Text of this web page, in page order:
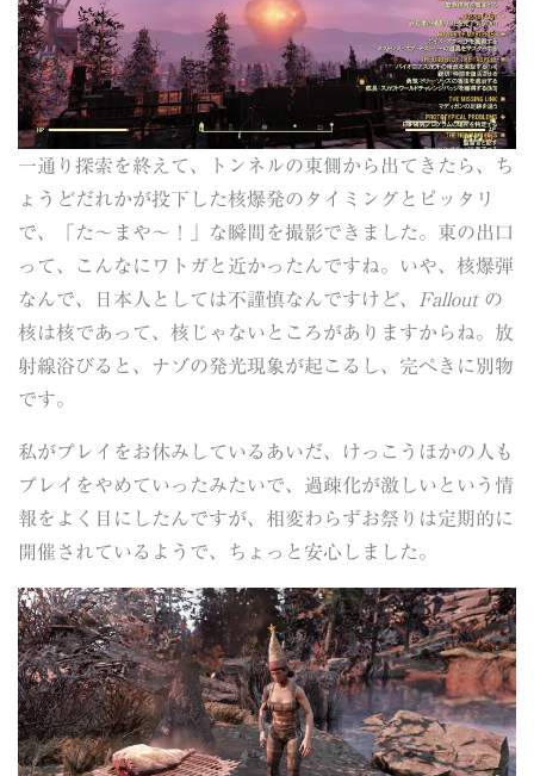
一通り探索を終えて、トンネルの東側から出てきたら、ち
ょうどだれかが投下した核爆発のタイミングとピッタリ
で、「た～まや～！」な瞬間を撮影できました。東の出口
って、こんなにワトガと近かったんですね。いや、核爆弾
なんで、日本人としては不謹慎なんですけど、
Fallout の
核は核であって、核じゃないところがありますからね。放
射線浴びると、ナゾの発光現象が起こるし、完ぺきに別物
です。
私がプレイをお休みしているあいだ、けっこうほかの人も
プレイをやめていったみたいで、過疎化が激しいという情
報をよく目にしたんですが、相変わらずお祭りは定期的に
開催されているようで、ちょっと安心しました。